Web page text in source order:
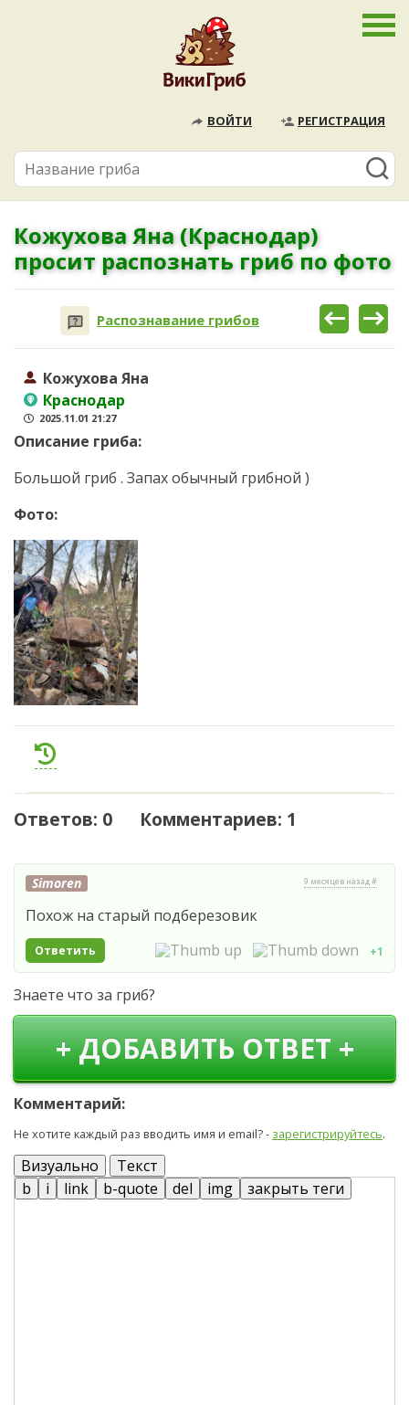
ВОЙТИ РЕГИСТРАЦИЯ
Кожухова Яна (Краснодар)
просит распознать гриб по фото
Распознавание грибов
Кожухова Яна
Краснодар
2025.11.01 21:27
Описание гриба:
Большой гриб . Запах обычный грибной )
Фото:
Ответов: 0 Комментариев: 1
Simoren 9 месяцев назад #
Похож на старый подберезовик
Ответить +1
Знаете что за гриб?
+ ДОБАВИТЬ ОТВЕТ +
Комментарий:
Не хотите каждый раз вводить имя и email? - зарегистрируйтесь.
Визуально Текст